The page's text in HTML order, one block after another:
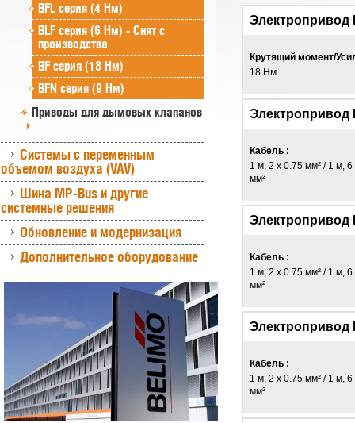
BFL серия (4 Нм)
BLF серия (6 Нм) - Снят с
производства
BF серия (18 Нм)
BFN серия (9 Нм)
Приводы для дымовых клапанов
Системы с переменным
объемом воздуха (VAV)
Шина MP-Bus и другие
системные решения
Обновление и модернизация
Дополнительное оборудование
Электропривод
Крутящий момент/
18 Нм
Электропривод
Кабель :
1 м, 2 x 0.75 мм² / 1 м, 6
мм²
Электропривод
Кабель :
1 м, 2 x 0.75 мм² / 1 м, 6
мм²
Электропривод
Кабель :
1 м, 2 x 0.75 мм² / 1 м, 6
мм²